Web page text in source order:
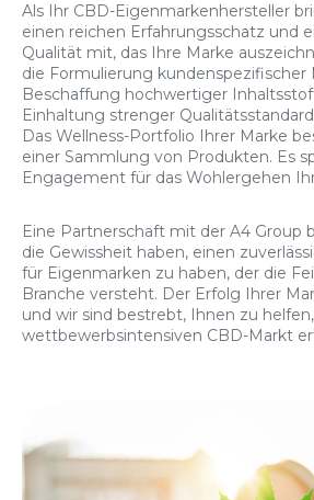
Als Ihr CBD-Eigenmarkenhersteller
einen reichen Erfahrungsschatz und
Qualität mit, das Ihre Marke
die Formulierung kundenspezifischer
Beschaffung hochwertiger
Einhaltung strenger
Das Wellness-Portfolio Ihrer Marke
einer Sammlung von Produkten. Es
Engagement für das Wohlergehen
Eine Partnerschaft mit der A4 Group
die Gewissheit haben, einen
für Eigenmarken zu haben, der die
Branche versteht. Der Erfolg Ihrer
und wir sind bestrebt, Ihnen zu
wettbewerbsintensiven CBD-Markt